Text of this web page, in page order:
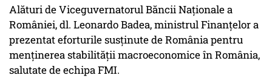
Alături de Viceguvernatorul Băncii Naționale a
României, dl. Leonardo Badea, ministrul Finanțelor a
prezentat eforturile susținute de România pentru
menținerea stabilității macroeconomice în România,
salutate de echipa FMI.